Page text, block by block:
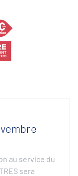
au service du
sera